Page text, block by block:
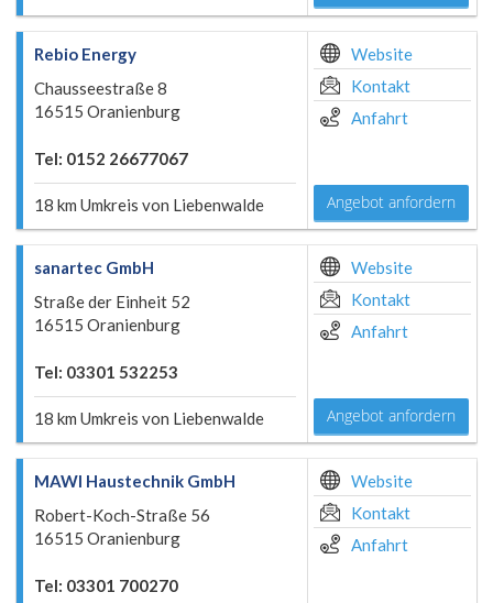
Rebio Energy
Chausseestraße 8
16515 Oranienburg
Tel: 0152 26677067
18 km Umkreis von Liebenwalde
Website
Kontakt
Anfahrt
Angebot anfordern
sanartec GmbH
Straße der Einheit 52
16515 Oranienburg
Tel: 03301 532253
18 km Umkreis von Liebenwalde
Website
Kontakt
Anfahrt
Angebot anfordern
MAWI Haustechnik GmbH
Robert-Koch-Straße 56
16515 Oranienburg
Tel: 03301 700270
Website
Kontakt
Anfahrt